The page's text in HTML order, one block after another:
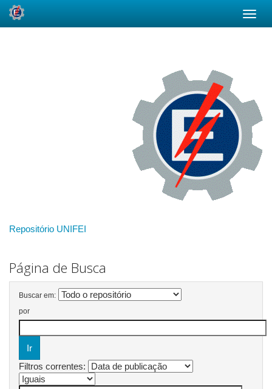
Repositório UNIFEI
Página de Busca
Buscar em:
por
Filtros correntes: